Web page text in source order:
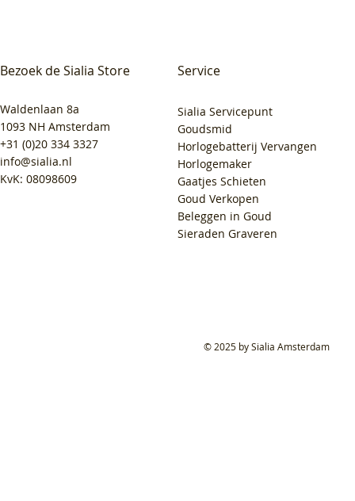
Bezoek de Sialia Store
Waldenlaan 8a
1093 NH Amsterdam
+31 (0)20 334 3327
info@sialia.nl
KvK: 08098609
Service
Sialia Servicepunt
Goudsmid
Horlogebatterij Vervangen
Horlogemaker
Gaatjes Schieten
Goud Verkopen
Beleggen in Goud
Sieraden Graveren
© 2025 by Sialia Amsterdam